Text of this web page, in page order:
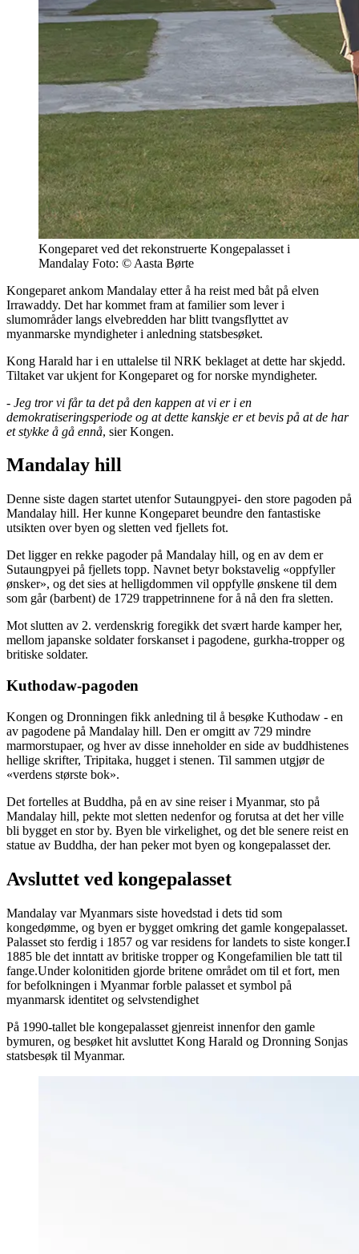
Kongeparet ved det rekonstruerte Kongepalasset i
Mandalay Foto: © Aasta Børte
Kongeparet ankom Mandalay etter å ha reist med båt på elven
Irrawaddy. Det har kommet fram at familier som lever i
slumområder langs elvebredden har blitt tvangsflyttet av
myanmarske myndigheter i anledning statsbesøket.
Kong Harald har i en uttalelse til NRK beklaget at dette har skjedd.
Tiltaket var ukjent for Kongeparet og for norske myndigheter.
- Jeg tror vi får ta det på den kappen at vi er i en
demokratiseringsperiode og at dette kanskje er et bevis på at de har
et stykke å gå ennå, sier Kongen.
Mandalay hill
Denne siste dagen startet utenfor Sutaungpyei- den store pagoden på
Mandalay hill. Her kunne Kongeparet beundre den fantastiske
utsikten over byen og sletten ved fjellets fot.
Det ligger en rekke pagoder på Mandalay hill, og en av dem er
Sutaungpyei på fjellets topp. Navnet betyr bokstavelig «oppfyller
ønsker», og det sies at helligdommen vil oppfylle ønskene til dem
som går (barbent) de 1729 trappetrinnene for å nå den fra sletten.
Mot slutten av 2. verdenskrig foregikk det svært harde kamper her,
mellom japanske soldater forskanset i pagodene, gurkha-tropper og
britiske soldater.
Kuthodaw-pagoden
Kongen og Dronningen fikk anledning til å besøke Kuthodaw - en
av pagodene på Mandalay hill. Den er omgitt av 729 mindre
marmorstupaer, og hver av disse inneholder en side av buddhistenes
hellige skrifter, Tripitaka, hugget i stenen. Til sammen utgjør de
«verdens største bok».
Det fortelles at Buddha, på en av sine reiser i Myanmar, sto på
Mandalay hill, pekte mot sletten nedenfor og forutsa at det her ville
bli bygget en stor by. Byen ble virkelighet, og det ble senere reist en
statue av Buddha, der han peker mot byen og kongepalasset der.
Avsluttet ved kongepalasset
Mandalay var Myanmars siste hovedstad i dets tid som
kongedømme, og byen er bygget omkring det gamle kongepalasset.
Palasset sto ferdig i 1857 og var residens for landets to siste konger.I
1885 ble det inntatt av britiske tropper og Kongefamilien ble tatt til
fange.Under kolonitiden gjorde britene området om til et fort, men
for befolkningen i Myanmar forble palasset et symbol på
myanmarsk identitet og selvstendighet
På 1990-tallet ble kongepalasset gjenreist innenfor den gamle
bymuren, og besøket hit avsluttet Kong Harald og Dronning Sonjas
statsbesøk til Myanmar.